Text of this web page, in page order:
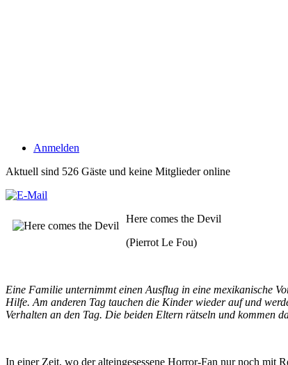
Anmelden
Aktuell sind 526 Gäste und keine Mitglieder online
Here comes the Devil
(Pierrot Le Fou)
Eine Familie unternimmt einen Ausflug in eine mexikanische
Hilfe. Am anderen Tag tauchen die Kinder wieder auf und
Verhalten an den Tag. Die beiden Eltern rätseln und kommen
In einer Zeit, wo der alteingesessene Horror-Fan nur noch mit